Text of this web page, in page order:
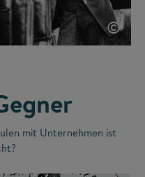
©
mit Unternehmen ist